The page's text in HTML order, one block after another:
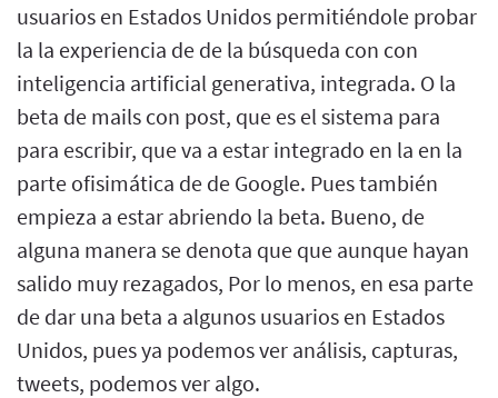
usuarios en Estados Unidos permitiéndole probar
la la experiencia de de la búsqueda con con
inteligencia artificial generativa, integrada. O la
beta de mails con post, que es el sistema para
para escribir, que va a estar integrado en la en la
parte ofisimática de de Google. Pues también
empieza a estar abriendo la beta. Bueno, de
alguna manera se denota que que aunque hayan
salido muy rezagados, Por lo menos, en esa parte
de dar una beta a algunos usuarios en Estados
Unidos, pues ya podemos ver análisis, capturas,
tweets, podemos ver algo.